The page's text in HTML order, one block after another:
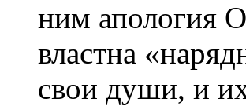
ним апология
властна
свои души, и